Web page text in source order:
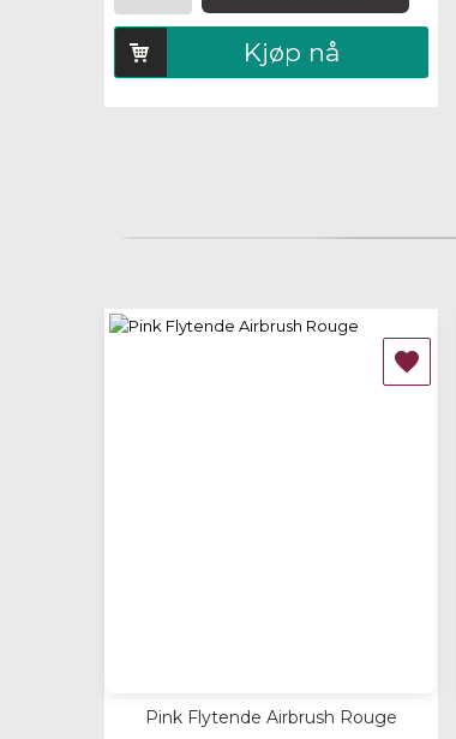
Kjøp nå

Pink Flytende Airbrush Rouge